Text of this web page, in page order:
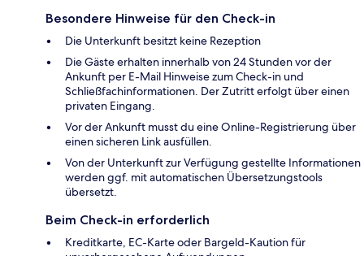
Besondere Hinweise für den Check-in
Die Unterkunft besitzt keine Rezeption
Die Gäste erhalten innerhalb von 24 Stunden vor der
Ankunft per E-Mail Hinweise zum Check-in und
Schließfachinformationen. Der Zutritt erfolgt über einen
privaten Eingang.
Vor der Ankunft musst du eine Online-Registrierung über
einen sicheren Link ausfüllen.
Von der Unterkunft zur Verfügung gestellte Informationen
werden ggf. mit automatischen Übersetzungstools
übersetzt.
Beim Check-in erforderlich
Kreditkarte, EC-Karte oder Bargeld-Kaution für